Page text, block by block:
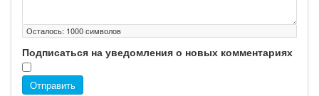
Осталось: 1000символов
Подписаться на уведомления о новых комментариях
Отправить